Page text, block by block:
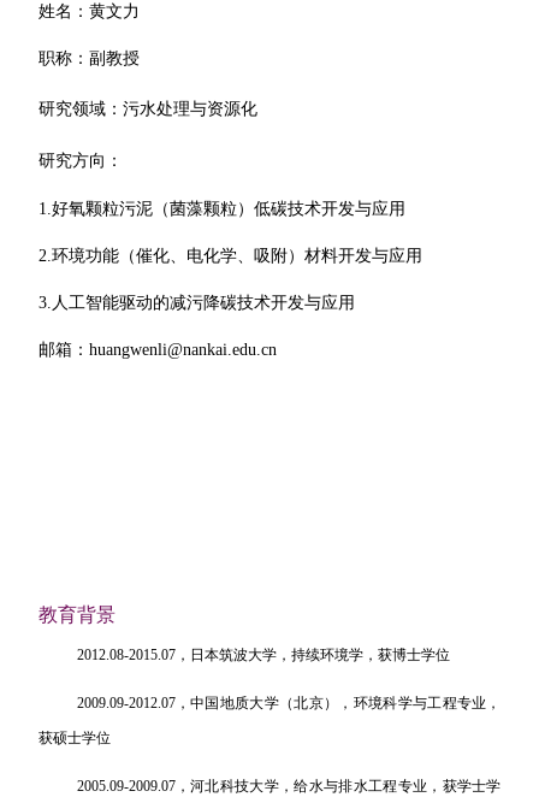
姓名：黄文力
职称：副教授
研究领域： 污水处理与资源化
研究方向：
1.好氧颗粒污泥（菌藻颗粒）低碳技术开发与应用
2.环境功能（催化、电化学、吸附）材料开发与应用
3.人工智能驱动的减污降碳技术开发与应用
邮箱：huangwenli@nankai.edu.cn
教育背景
2012.08-2015.07，日本筑波大学，持续环境学，获博士学位
2009.09-2012.07，中国地质大学（北京），环境科学与工程专业，
获硕士学位
2005.09-2009.07，河北科技大学，给水与排水工程专业，获学士学